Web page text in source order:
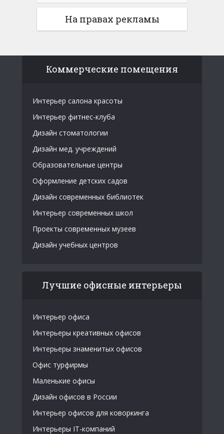
На правах рекламы
Коммерческие помещения
Интерьер салона красоты
Интерьер фитнес-клуба
Дизайн стоматологии
Дизайн мед. учреждений
Образовательные центры
Оформление детских садов
Дизайн современных библиотек
Интерьер современных школ
Проекты современных музеев
Дизайн учебных центров
Лучшие офисные интерьеры
Интерьер офиса
Интерьеры креативных офисов
Интерьеры знаменитых офисов
Офис турфирмы
Маленькие офисы
Дизайн офисов в России
Интерьер офисов для коворкинга
Интерьеры IT-компаний